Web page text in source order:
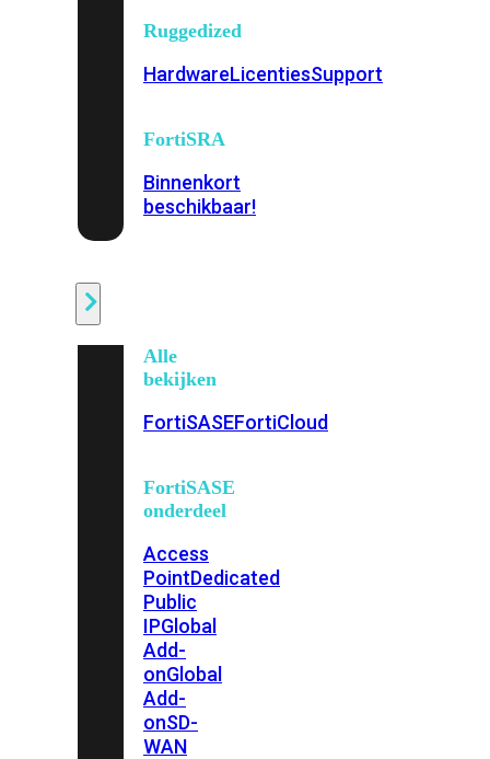
Ruggedized
HardwareLicentiesSupport
FortiSRA
Binnenkort
beschikbaar!
Alle
bekijken
FortiSASEFortiCloud
FortiSASE
onderdeel
Access
PointDedicated
Public
IPGlobal
Add-
onGlobal
Add-
onSD-
WAN